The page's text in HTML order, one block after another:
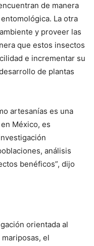
de manera
La otra
y proveer las
que estos insectos
e incrementar su
de plantas
artesanías es una
México, es
análisis
benéficos”, dijo
orientada al
el